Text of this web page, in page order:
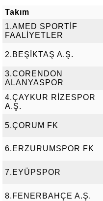
Takım
1.AMED SPORTİF
FAALİYETLER
2.BEŞİKTAŞ A.Ş.
3.CORENDON
ALANYASPOR
4.ÇAYKUR RİZESPOR
A.Ş.
5.ÇORUM FK
6.ERZURUMSPOR FK
7.EYÜPSPOR
8.FENERBAHÇE A.Ş.